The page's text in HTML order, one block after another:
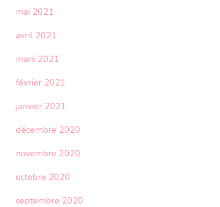
mai 2021
avril 2021
mars 2021
février 2021
janvier 2021
décembre 2020
novembre 2020
octobre 2020
septembre 2020